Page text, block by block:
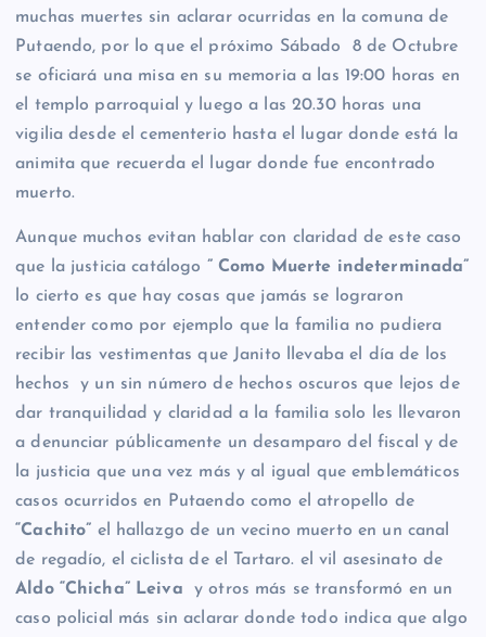
muchas muertes sin aclarar ocurridas en la comuna de
Putaendo, por lo que el próximo Sábado 8 de Octubre
se oficiará una misa en su memoria a las 19:00 horas en
el templo parroquial y luego a las 20.30 horas una
vigilia desde el cementerio hasta el lugar donde está la
animita que recuerda el lugar donde fue encontrado
muerto.
Aunque muchos evitan hablar con claridad de este caso
que la justicia catálogo ” Como Muerte indeterminada”
lo cierto es que hay cosas que jamás se lograron
entender como por ejemplo que la familia no pudiera
recibir las vestimentas que Janito llevaba el día de los
hechos y un sin número de hechos oscuros que lejos de
dar tranquilidad y claridad a la familia solo les llevaron
a denunciar públicamente un desamparo del fiscal y de
la justicia que una vez más y al igual que emblemáticos
casos ocurridos en Putaendo como el atropello de
“Cachito” el hallazgo de un vecino muerto en un canal
de regadío, el ciclista de el Tartaro. el vil asesinato de
Aldo “Chicha” Leiva
y otros más se transformó en un
caso policial más sin aclarar donde todo indica que algo